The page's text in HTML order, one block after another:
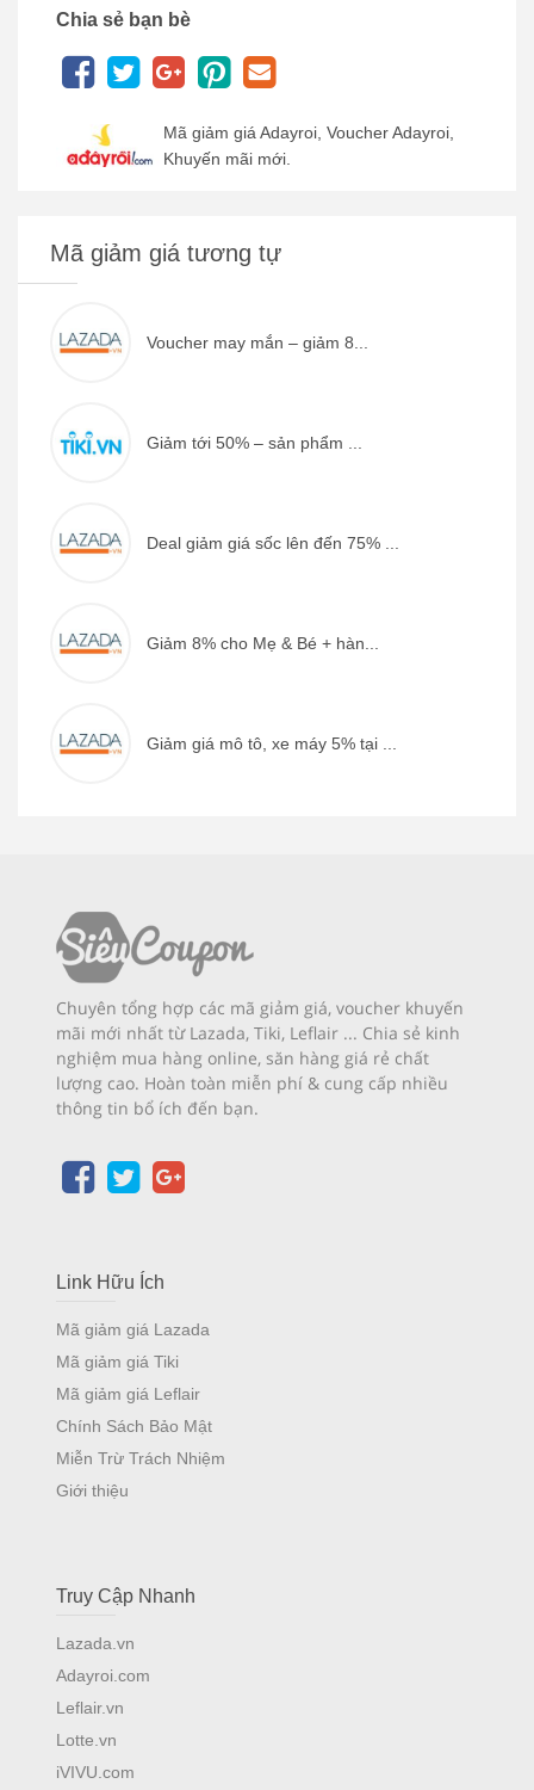
Chia sẻ bạn bè
Mã giảm giá Adayroi, Voucher Adayroi,
Khuyến mãi mới.
Mã giảm giá tương tự
Voucher may mắn – giảm 8...
Giảm tới 50% – sản phẩm ...
Deal giảm giá sốc lên đến 75% ...
Giảm 8% cho Mẹ & Bé + hàn...
Giảm giá mô tô, xe máy 5% tại ...
Chuyên tổng hợp các mã giảm giá, voucher khuyến
mãi mới nhất từ Lazada, Tiki, Leflair ... Chia sẻ kinh
nghiệm mua hàng online, săn hàng giá rẻ chất
lượng cao. Hoàn toàn miễn phí & cung cấp nhiều
thông tin bổ ích đến bạn.
Link Hữu Ích
Mã giảm giá Lazada
Mã giảm giá Tiki
Mã giảm giá Leflair
Chính Sách Bảo Mật
Miễn Trừ Trách Nhiệm
Giới thiệu
Truy Cập Nhanh
Lazada.vn
Adayroi.com
Leflair.vn
Lotte.vn
iVIVU.com